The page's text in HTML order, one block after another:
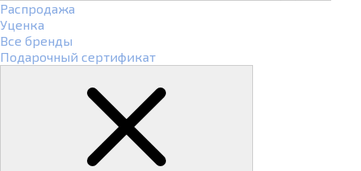
Распродажа
Уценка
Все бренды
Подарочный сертификат